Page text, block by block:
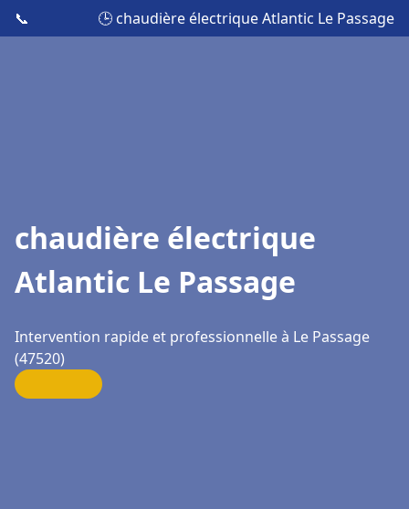
📞 🕒 chaudière électrique Atlantic Le Passage
chaudière électrique
Atlantic Le Passage
Intervention rapide et professionnelle à Le Passage
(47520)